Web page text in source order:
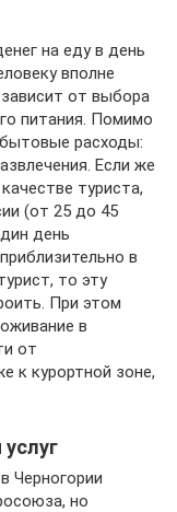
на еду в день
вполне
от выбора
питания. Помимо
расходы:
Если же
туриста,
(от 25 до 45
день
в
то эту
При этом
в
от
к курортной зоне,
Черногории
но